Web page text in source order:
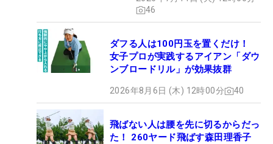
46
ダフる人は100円玉を置くだけ！
女子プロが実践するアイアン「ダウ
ンブロードリル」が効果抜群
2026年8月6日 (木) 12時00分 40
飛ばない人は腰を先に切るからだっ
た！ 260ヤード飛ばす森田理香子